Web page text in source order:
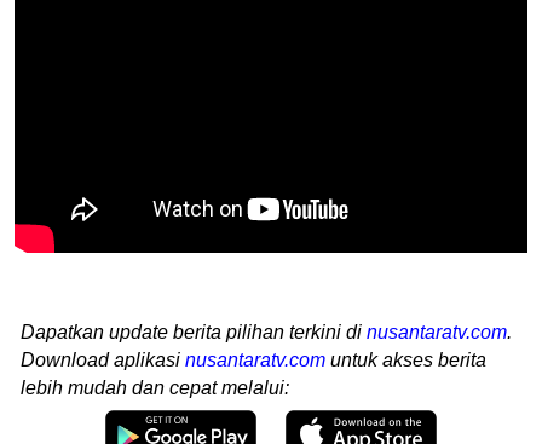
Dapatkan update berita pilihan terkini di nusantaratv.com.
Download aplikasi nusantaratv.com untuk akses berita
lebih mudah dan cepat melalui: